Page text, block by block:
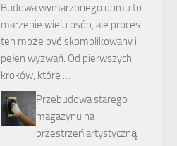
Budowa wymarzonego domu to
marzenie wielu osób, ale proces
ten może być skomplikowany i
pełen wyzwań. Od pierwszych
kroków, które …
Przebudowa starego
magazynu na
przestrzeń artystyczną